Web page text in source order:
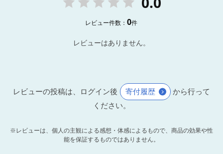
レビュー件数：0件
レビューはありません。
レビューの投稿は、ログイン後 寄付履歴
から行って
ください。
※レビューは、個人の主観による感想・体感によるもので、商品の効果や性
能を保証するものではありません。